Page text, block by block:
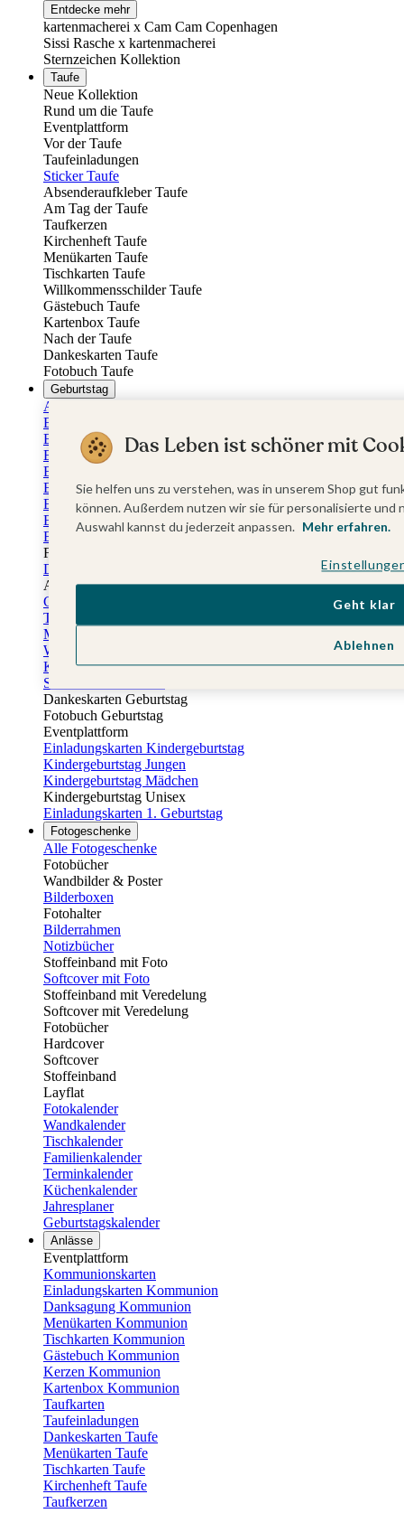
Entdecke mehr
kartenmacherei x Cam Cam Copenhagen
Sissi Rasche x kartenmacherei
Sternzeichen Kollektion
Taufe
Neue Kollektion
Rund um die Taufe
Eventplattform
Vor der Taufe
Taufeinladungen
Sticker Taufe
Absenderaufkleber Taufe
Am Tag der Taufe
Taufkerzen
Kirchenheft Taufe
Menükarten Taufe
Tischkarten Taufe
Willkommensschilder Taufe
Gästebuch Taufe
Kartenbox Taufe
Nach der Taufe
Dankeskarten Taufe
Fotobuch Taufe
Geburtstag
Alle Einladungskarten Geburtstag
Einladungskarten 18. Geburtstag
Einladungskarten 30. Geburtstag
Einladungskarten 40. Geburtstag
Einladungskarten 50. Geburtstag
Einladungskarten 60. Geburtstag
Einladungskarten 70. Geburtstag
Einladungskarten 80. Geburtstag
Einladungskarten 90. Geburtstag
Für jedes Alter
Doppelgeburtstag Einladungen
Alle Geburtstagsextras
Gästebücher Geburtstag
Tischkarten Geburtstag
Menükarten Geburtstag
Weinetiketten Geburtstag
Kartenbox Geburtstag
Save the Date Karten
Dankeskarten Geburtstag
Fotobuch Geburtstag
Eventplattform
Einladungskarten Kindergeburtstag
Kindergeburtstag Jungen
Kindergeburtstag Mädchen
Kindergeburtstag Unisex
Einladungskarten 1. Geburtstag
Fotogeschenke
Alle Fotogeschenke
Fotobücher
Wandbilder & Poster
Bilderboxen
Fotohalter
Bilderrahmen
Notizbücher
Stoffeinband mit Foto
Softcover mit Foto
Stoffeinband mit Veredelung
Softcover mit Veredelung
Fotobücher
Hardcover
Softcover
Stoffeinband
Layflat
Fotokalender
Wandkalender
Tischkalender
Familienkalender
Terminkalender
Küchenkalender
Jahresplaner
Geburtstagskalender
Anlässe
Eventplattform
Kommunionskarten
Einladungskarten Kommunion
Danksagung Kommunion
Menükarten Kommunion
Tischkarten Kommunion
Gästebuch Kommunion
Kerzen Kommunion
Kartenbox Kommunion
Taufkarten
Taufeinladungen
Dankeskarten Taufe
Menükarten Taufe
Tischkarten Taufe
Kirchenheft Taufe
Taufkerzen
Das Leben ist schöner mit
Sie helfen uns zu verstehen, was in unserem Shop gut
können. Außerdem nutzen wir sie für personalisierte
Auswahl kannst du jederzeit anpassen. Mehr erfahren.
Ablehnen
Geht klar